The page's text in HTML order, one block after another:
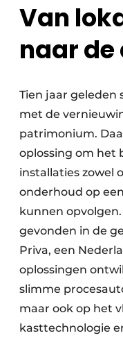
Van
naar de
Tien jaar geleden
met de
patrimonium.
oplossing om het
installaties zowel
onderhoud op
kunnen
gevonden in de
Priva, een
oplossingen
slimme
maar ook op het
kasttechnologie